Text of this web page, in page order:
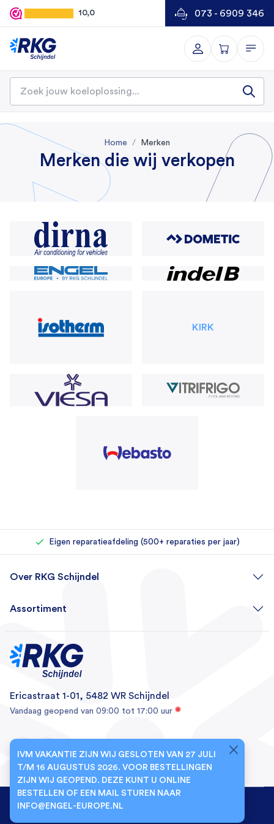
10,0 073 - 6909 346
Home Merken
Merken die wij verkopen
KIRK
Rechtstreeks bij de importeur kopen
Eigen reparatieafdeling (500+ reparaties per jaar)
Telefonisch contact met de productspecialist
Ericastraat 1-01, 5482 WR Schijndel
Vandaag geopend van 09:00 tot 17:00 uur
Over RKG Schijndel
Assortiment
© 2026 RKG Schijndel
IVM VAKANTIE ZIJN WIJ GESLOTEN VAN 27 JULI
T/M 16 AUGUSTUS 2026. VOOR BESTELLINGEN
ZIJN WIJ GEOPEND. DEZE KUNT U ONLINE
BESTELLEN OF EEN MAIL STUREN NAAR
INFO@ENGEL-EUROPE.NL